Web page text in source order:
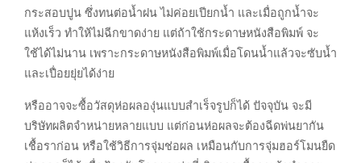
กระสอบปูน ซึ่งทนต่อน้ำฝน ไม่ค่อยเปียกน้ำ และเมื่อถูกน้ำจะ
แห้งเร็ว ทำให้ไม่ฉีกขาดง่าย แต่ถ้าใช้กระดาษหนังสือพิมพ์ จะ
ใช้ได้ไม่นาน เพราะกระดาษหนังสือพิมพ์เมื่อโดนน้ำแล้วจะซับน้ำ
และเปื่อยยุ่ยได้ง่าย
หรืออาจจะซื้อวัสดุห่อผลองุ่นแบบสำเร็จรูปก็ได้ ปัจจุบัน จะมี
บริษัทผลิตจำหน่ายหลายแบบ แต่ก่อนห่อผลจะต้องฉีดพ่นยากัน
เชื้อราก่อน หรือใช้วิธีการจุ่มช่อผล เหมือนกับการจุ่มฮอร์โมนยืด